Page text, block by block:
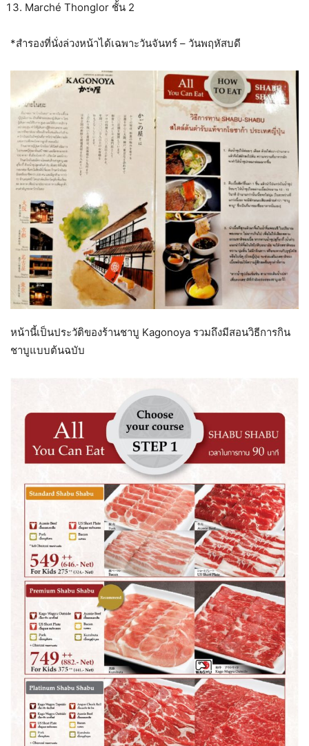
Marché Thonglor ชั้น 2
*สำรองที่นั่งล่วงหน้าได้เฉพาะวันจันทร์ – วันพฤหัสบดี
หน้านี้เป็นประวัติของร้านชาบู Kagonoya รวมถึงมีสอนวิธีการกิน
ชาบูแบบต้นฉบับ